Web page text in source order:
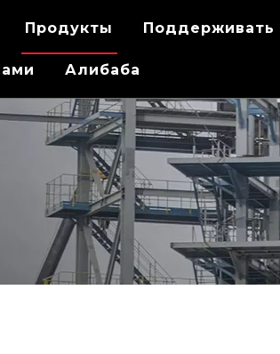
Продукты Поддерживать
Алибаба